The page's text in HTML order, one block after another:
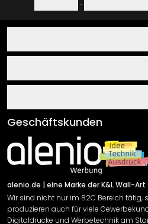
·
Über uns
Klebe- und
Newsletter An-/Abmeldung
Sendungsverfolgung
AGB
Impressum
Versand & Zahlung
Rücksendung
Widerrufsrecht
Datenschutzerklärung
Geschäftskunden
alenio.de | eine Marke der K&L Wall-Art
Wir sind nicht nur im B2C Bereich tätig,
produzieren auch für viele
Digitaldrucke und Werbetechnik am